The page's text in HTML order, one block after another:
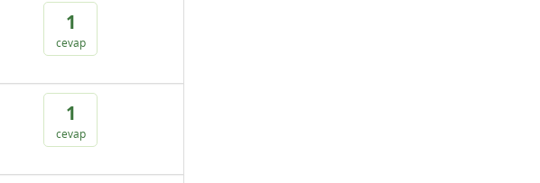
1
cevap
1
cevap